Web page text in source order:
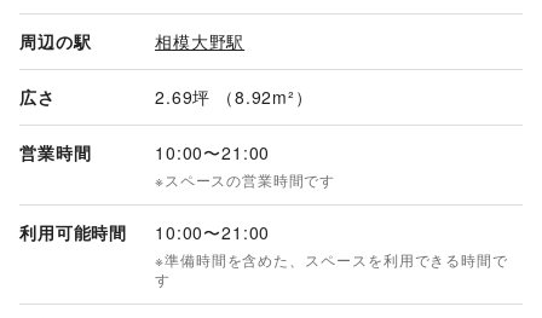
周辺の駅 相模大野駅
広さ 2.69坪 （8.92m²）
営業時間 10:00〜21:00
※スペースの営業時間です
利用可能時間 10:00〜21:00
※準備時間を含めた、スペースを利用できる時間で
す